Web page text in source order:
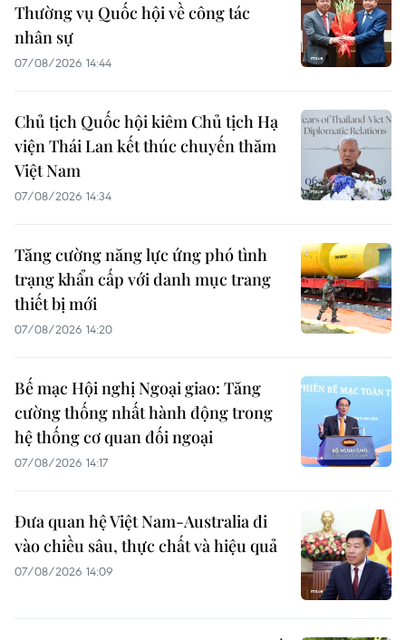
Thường vụ Quốc hội về công tác
nhân sự
07/08/2026 14:44
Chủ tịch Quốc hội kiêm Chủ tịch Hạ
viện Thái Lan kết thúc chuyến thăm
Việt Nam
07/08/2026 14:34
Tăng cường năng lực ứng phó tình
trạng khẩn cấp với danh mục trang
thiết bị mới
07/08/2026 14:20
Bế mạc Hội nghị Ngoại giao: Tăng
cường thống nhất hành động trong
hệ thống cơ quan đối ngoại
07/08/2026 14:17
Đưa quan hệ Việt Nam-Australia đi
vào chiều sâu, thực chất và hiệu quả
07/08/2026 14:09